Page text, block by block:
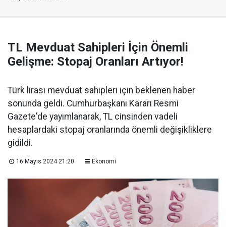
TL Mevduat Sahipleri İçin Önemli
Gelişme: Stopaj Oranları Artıyor!
Türk lirası mevduat sahipleri için beklenen haber
sonunda geldi. Cumhurbaşkanı Kararı Resmi
Gazete'de yayımlanarak, TL cinsinden vadeli
hesaplardaki stopaj oranlarında önemli değişikliklere
gidildi.
16 Mayıs 2024 21:20 Ekonomi